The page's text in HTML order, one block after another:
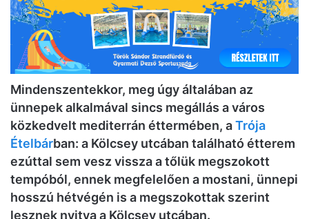
Mindenszentekkor, meg úgy általában az
ünnepek alkalmával sincs megállás a város
közkedvelt mediterrán éttermében, aTrója
Ételbárban: a Kölcsey utcában található étterem
ezúttal sem vesz vissza a tőlük megszokott
tempóból, ennek megfelelően a mostani, ünnepi
hosszú hétvégén is a megszokottak szerint
lesznek nyitva a Kölcsey utcában.